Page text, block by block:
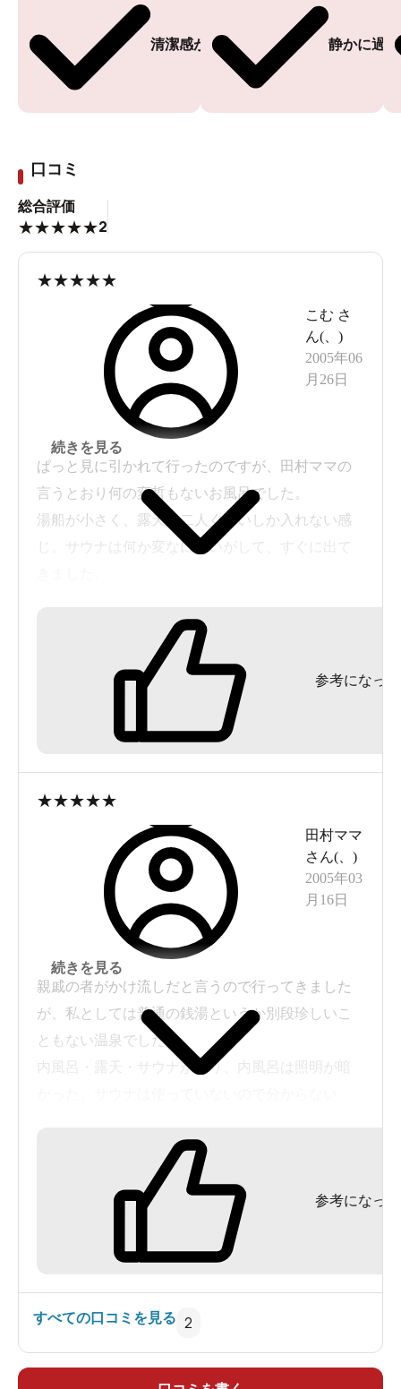
清潔感がある 静かに過
口コミ
総合評価
★★★★★2
★★★★★
こむ さ
ん(
)
2005年06
月26日
ぱっと見に引かれて行ったのですが、田村ママの
言うとおり何の変哲もないお風呂でした。
湯船が小さく、露天も二人ぐらいしか入れない感
じ。サウナは何か変なにおいがして、すぐに出て
名前とロケーションに惹かれて前から気になって
いたのですが、それほどでもという感です。
続きを見る
参考になった
★★★★★
田村ママ
さん(
)
2005年03
月16日
親戚の者がかけ流しだと言うので行ってきました
が、私としては普通の銭湯というか別段珍しいこ
ともない温泉でした。
内風呂・露天・サウナがあり、内風呂は照明が暗
るし、その燃える匂いもする。
大人300円ということだが大人二人と２歳児で９０
０円も取られた。
料金形態は確認していないので何とも言えない
が、従業員さんも近所のおばちゃんなのだろう、
けて出たのに「はーい」と返してきた。
続きを見る
参考になった
すべての口コミを見る 2